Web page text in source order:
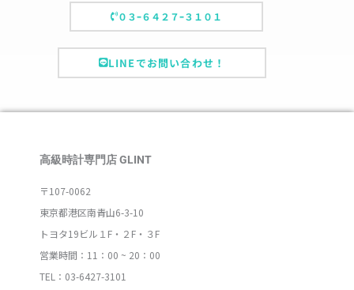
０３ｰ６４２７ｰ３１０１
LINEでお問い合わせ！
高級時計専門店 GLINT
〒107-0062
東京都港区南青山6-3-10
トヨタ19ビル１F・２F・３F
営業時間：11：00 ~ 20：00
TEL：03-6427-3101